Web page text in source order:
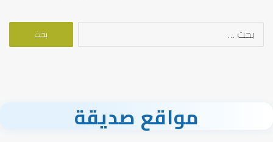
البحث
مواقع صديقة